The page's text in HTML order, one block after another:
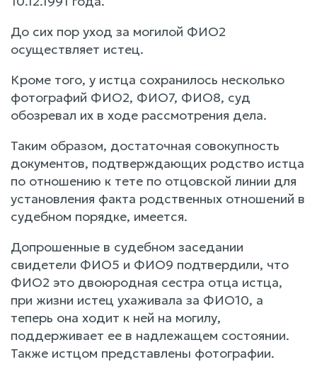
До сих пор уход за могилой ФИО2
осуществляет истец.
Кроме того, у истца сохранилось несколько
фотографий ФИО2, ФИО7, ФИО8, суд
обозревал их в ходе рассмотрения дела.
Таким образом, достаточная совокупность
документов, подтверждающих родство истца
по отношению к тете по отцовской линии для
установления факта родственных отношений в
судебном порядке, имеется.
Допрошенные в судебном заседании
свидетели ФИО5 и ФИО9 подтвердили, что
ФИО2 это двоюродная сестра отца истца,
при жизни истец ухаживала за ФИО10, а
теперь она ходит к ней на могилу,
поддерживает ее в надлежащем состоянии.
Также истцом представлены фотографии.